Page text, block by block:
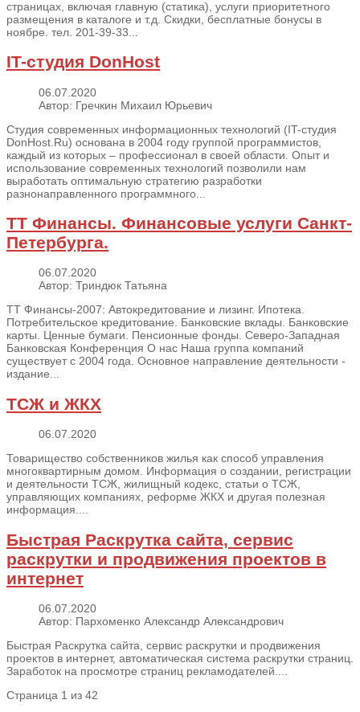
страницах, включая главную (статика), услуги приоритетного
размещения в каталоге и т.д. Скидки, бесплатные бонусы в
ноябре. тел. 201-39-33...
IT-студия DonHost
06.07.2020
Автор: Гречкин Михаил Юрьевич
Студия современных информационных технологий (IT-студия
DonHost.Ru) основана в 2004 году группой программистов,
каждый из которых – профессионал в своей области. Опыт и
использование современных технологий позволили нам
выработать оптимальную стратегию разработки
разнонаправленного программного...
ТТ Финансы. Финансовые услуги Санкт-
Петербурга.
06.07.2020
Автор: Триндюк Татьяна
ТТ Финансы-2007: Автокредитование и лизинг. Ипотека.
Потребительское кредитование. Банковские вклады. Банковские
карты. Ценные бумаги. Пенсионные фонды. Северо-Западная
Банковская Конференция О нас Наша группа компаний
существует с 2004 года. Основное направление деятельности -
издание...
ТСЖ и ЖКХ
06.07.2020
Товарищество собственников жилья как способ управления
многоквартирным домом. Информация о создании, регистрации
и деятельности ТСЖ, жилищный кодекс, статьи о ТСЖ,
управляющих компаниях, реформе ЖКХ и другая полезная
информация....
Быстрая Раскрутка сайта, сервис
раскрутки и продвижения проектов в
интернет
06.07.2020
Автор: Пархоменко Александр Александрович
Быстрая Раскрутка сайта, сервис раскрутки и продвижения
проектов в интернет, автоматическая система раскрутки страниц.
Заработок на просмотре страниц рекламодателей....
Страница 1 из 42